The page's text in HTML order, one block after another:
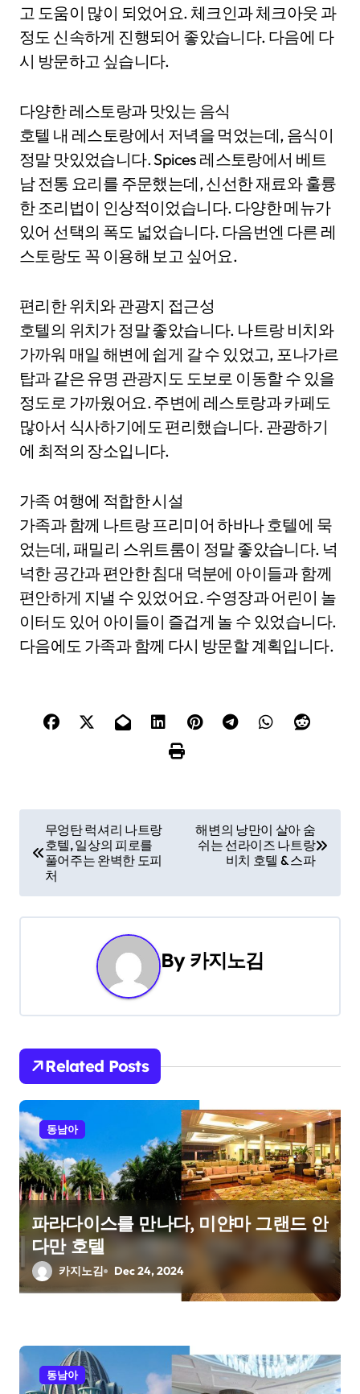
고 도움이 많이 되었어요. 체크인과 체크아웃 과
정도 신속하게 진행되어 좋았습니다. 다음에 다
시 방문하고 싶습니다.
다양한 레스토랑과 맛있는 음식
호텔 내 레스토랑에서 저녁을 먹었는데, 음식이
정말 맛있었습니다. Spices 레스토랑에서 베트
남 전통 요리를 주문했는데, 신선한 재료와 훌륭
한 조리법이 인상적이었습니다. 다양한 메뉴가
있어 선택의 폭도 넓었습니다. 다음번엔 다른 레
스토랑도 꼭 이용해 보고 싶어요.
편리한 위치와 관광지 접근성
호텔의 위치가 정말 좋았습니다. 나트랑 비치와
가까워 매일 해변에 쉽게 갈 수 있었고, 포나가르
탑과 같은 유명 관광지도 도보로 이동할 수 있을
정도로 가까웠어요. 주변에 레스토랑과 카페도
많아서 식사하기에도 편리했습니다. 관광하기
에 최적의 장소입니다.
가족 여행에 적합한 시설
가족과 함께 나트랑 프리미어 하바나 호텔에 묵
었는데, 패밀리 스위트룸이 정말 좋았습니다. 넉
넉한 공간과 편안한 침대 덕분에 아이들과 함께
편안하게 지낼 수 있었어요. 수영장과 어린이 놀
이터도 있어 아이들이 즐겁게 놀 수 있었습니다.
다음에도 가족과 함께 다시 방문할 계획입니다.
o
s
t
v
i
g
a
t
i
o
n
무엉탄 럭셔리 나트랑
호텔, 일상의 피로를
풀어주는 완벽한 도피
처
해변의 낭만이 살아 숨
쉬는 선라이즈 나트랑
비치 호텔 & 스파
By 카지노김
Related Posts
동남아
파라다이스를 만나다, 미얀마 그랜드 안
다만 호텔
카지노김 Dec 24, 2024
동남아